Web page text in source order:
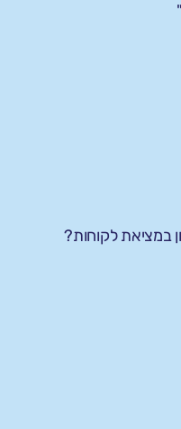
במציאת לקוחות?